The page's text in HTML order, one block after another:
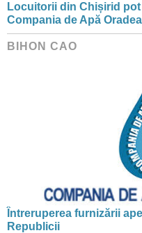
Locuitorii din Chișirid
Compania de Apă Oradea
BIHON CAO
Întreruperea furnizării
Republicii